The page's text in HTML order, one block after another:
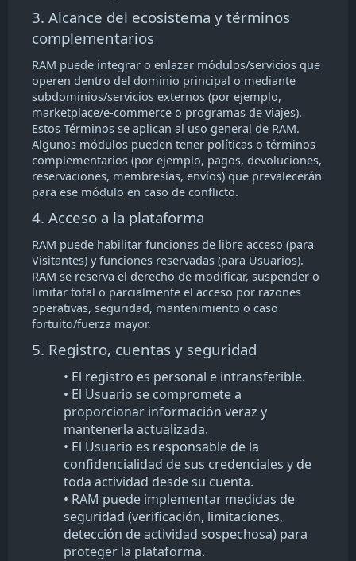
3. Alcance del ecosistema y términos
complementarios
RAM puede integrar o enlazar módulos/servicios que
operen dentro del dominio principal o mediante
subdominios/servicios externos (por ejemplo,
marketplace/e-commerce o programas de viajes).
Estos Términos se aplican al uso general de RAM.
Algunos módulos pueden tener políticas o términos
complementarios (por ejemplo, pagos, devoluciones,
reservaciones, membresías, envíos) que prevalecerán
para ese módulo en caso de conflicto.
4. Acceso a la plataforma
RAM puede habilitar funciones de libre acceso (para
Visitantes) y funciones reservadas (para Usuarios).
RAM se reserva el derecho de modificar, suspender o
limitar total o parcialmente el acceso por razones
operativas, seguridad, mantenimiento o caso
fortuito/fuerza mayor.
5. Registro, cuentas y seguridad
• El registro es personal e intransferible.
• El Usuario se compromete a
proporcionar información veraz y
mantenerla actualizada.
• El Usuario es responsable de la
confidencialidad de sus credenciales y de
toda actividad desde su cuenta.
• RAM puede implementar medidas de
seguridad (verificación, limitaciones,
detección de actividad sospechosa) para
proteger la plataforma.